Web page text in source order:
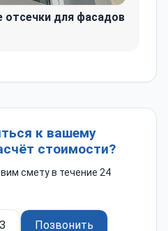
для фасадов
к вашему
стоимости?
смету в течение 24
Позвонить